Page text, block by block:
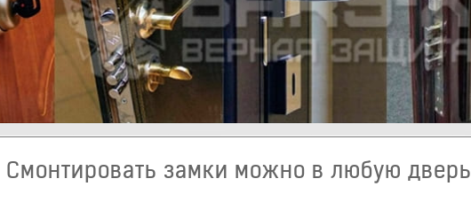
Смонтировать замки можно в любую дверь